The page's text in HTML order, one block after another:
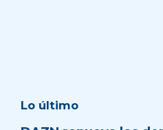
Lo último